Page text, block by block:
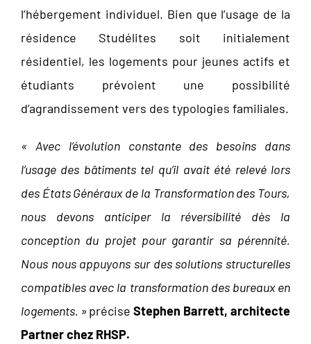
l’hébergement individuel. Bien que l’usage de la
résidence Studélites soit initialement
résidentiel, les logements pour jeunes actifs et
étudiants prévoient une possibilité
d’agrandissement vers des typologies familiales.
« Avec l’évolution constante des besoins dans
l’usage des bâtiments tel qu’il avait été relevé lors
des États Généraux de la Transformation des Tours,
nous devons anticiper la réversibilité dès la
conception du projet pour garantir sa pérennité.
Nous nous appuyons sur des solutions structurelles
compatibles avec la transformation des bureaux en
logements. » préciseStephen Barrett, architecte
Partner chez RHSP.